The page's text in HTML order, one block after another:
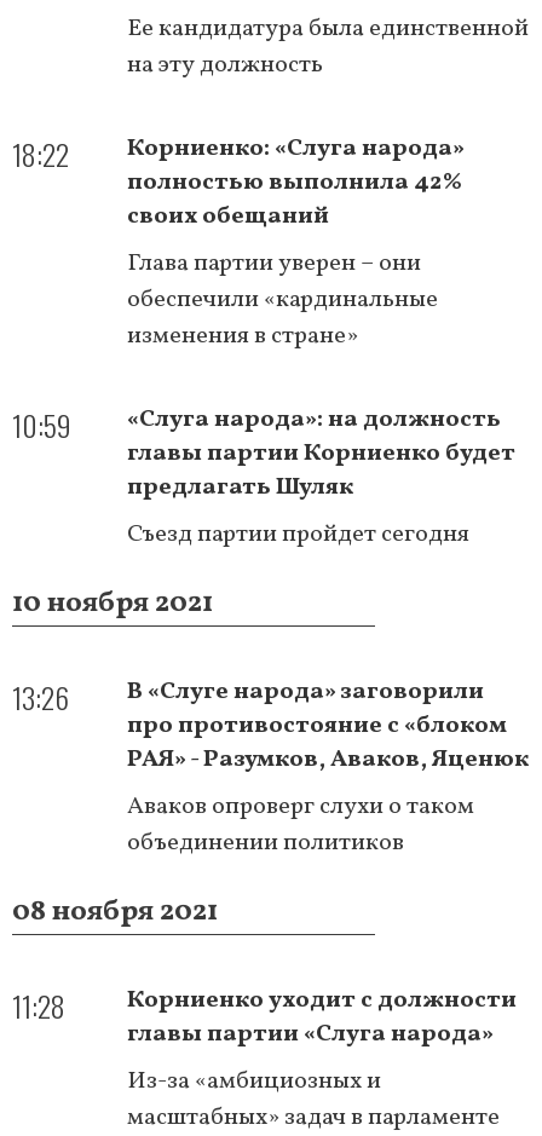
Ее кандидатура была единственной
на эту должность
18:22
Корниенко: «Слуга народа»
полностью выполнила 42%
своих обещаний
Глава партии уверен – они
обеспечили «кардинальные
изменения в стране»
10:59
«Слуга народа»: на должность
главы партии Корниенко будет
предлагать Шуляк
Съезд партии пройдет сегодня
10 ноября 2021
13:26
В «Слуге народа» заговорили
про противостояние с «блоком
РАЯ» - Разумков, Аваков, Яценюк
Аваков опроверг слухи о таком
объединении политиков
08 ноября 2021
11:28
Корниенко уходит с должности
главы партии «Слуга народа»
Из-за «амбициозных и
масштабных» задач в парламенте